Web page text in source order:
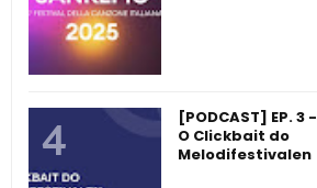
[PODCAST] EP. 3 -
O Clickbait do
Melodifestivalen